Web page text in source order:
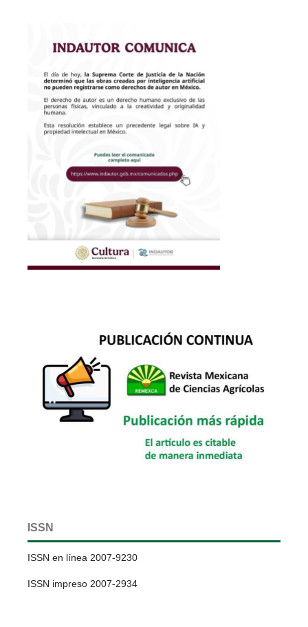
ISSN
ISSN en línea 2007-9230
ISSN impreso 2007-2934